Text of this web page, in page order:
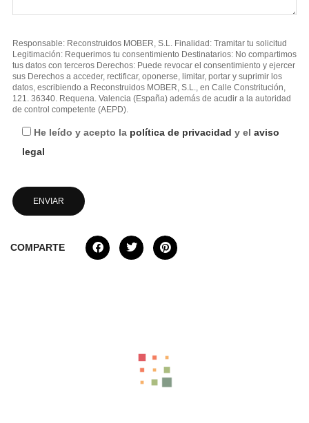
Responsable: Reconstruidos MOBER, S.L. Finalidad: Tramitar tu solicitud
Legitimación: Requerimos tu consentimiento Destinatarios: No compartimos
tus datos con terceros Derechos: Puede revocar el consentimiento y ejercer
sus Derechos a acceder, rectificar, oponerse, limitar, portar y suprimir los
datos, escribiendo a Reconstruidos MOBER, S.L., en Calle Constritución,
121. 36340. Requena. Valencia (España) además de acudir a la autoridad
de control competente (AEPD).
He leído y acepto la política de privacidad y el aviso
legal
COMPARTE